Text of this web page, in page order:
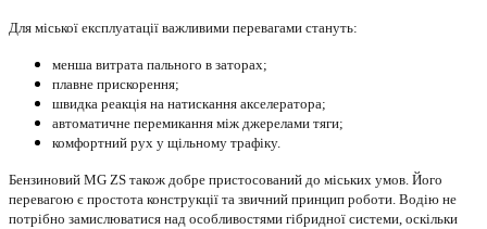
Для міської експлуатації важливими перевагами стануть:
менша витрата пального в заторах;
плавне прискорення;
швидка реакція на натискання акселератора;
автоматичне перемикання між джерелами тяги;
комфортний рух у щільному трафіку.
Бензиновий MG ZS також добре пристосований до міських умов. Його
перевагою є простота конструкції та звичний принцип роботи. Водію не
потрібно замислюватися над особливостями гібридної системи, оскільки